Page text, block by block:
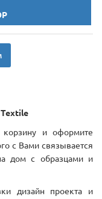
и оформите
с Вами связывается
дом с образцами и
дизайн проекта и